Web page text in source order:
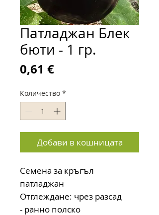
Патладжан Блек
бюти - 1 гр.
0,61 €Цена
Количество *
Добави в кошницата
Семена за кръгъл
патладжан
Отглеждане: чрез разсад
- ранно полско